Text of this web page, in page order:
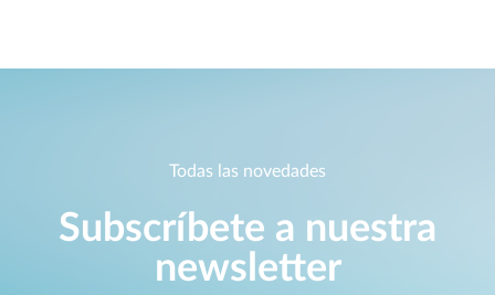
Todas las novedades
Subscríbete a nuestra
newsletter